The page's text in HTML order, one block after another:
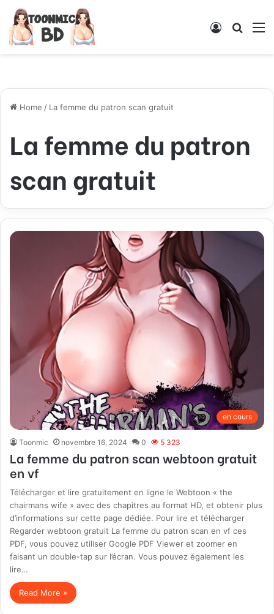
Log
Home / La femme du patron scan gratuit
La femme du patron
scan gratuit
en cours
Toonmic novembre 16, 2024 0 5 323
La femme du patron scan webtoon gratuit
en vf
Télécharger et lire gratuitement en ligne le Webtoon « the
chairmans wife » avec des chapitres au format HD, et obtenir plus
d’informations sur cette page dédiée. Pour lire et télécharger
Regarder webtoon gratuit La femme du patron scan en vf ces
PDF, vous pouvez utiliser Google PDF Viewer et zoomer en
faisant un double-tap sur l’écran. Vous pouvez également les
lire…
Read More »